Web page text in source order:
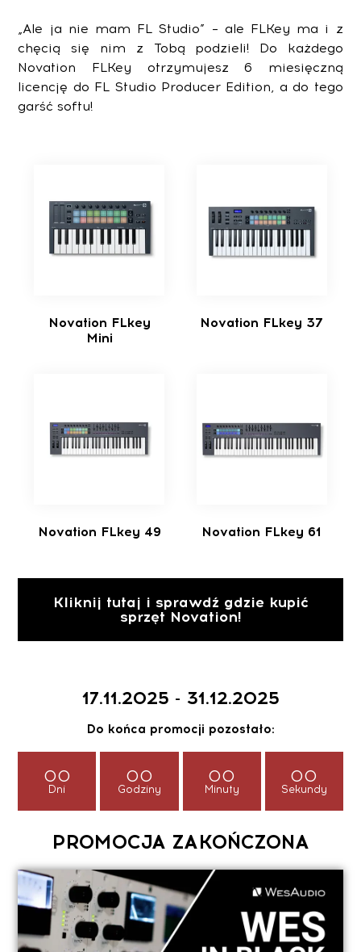
„Ale ja nie mam FL Studio” – ale FLKey ma i z
chęcią się nim z Tobą podzieli! Do każdego
Novation FLKey otrzymujesz 6 miesięczną
licencję do FL Studio Producer Edition, a do tego
garść softu!
Novation FLkey
Mini
Novation FLkey 37
Novation FLkey 49 Novation FLkey 61
Kliknij tutaj i sprawdź gdzie kupić
sprzęt Novation!
17.11.2025 - 31.12.2025
Do końca promocji pozostało:
00
Dni
00
Godziny
00
Minuty
00
Sekundy
PROMOCJA ZAKOŃCZONA